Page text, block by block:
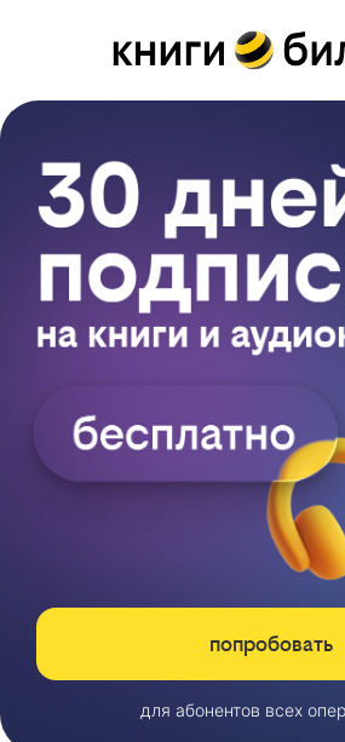
попробовать
для абонентов всех